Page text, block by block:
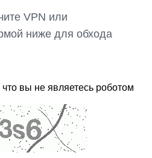
VPN или
ниже для обхода
вы не являетесь роботом